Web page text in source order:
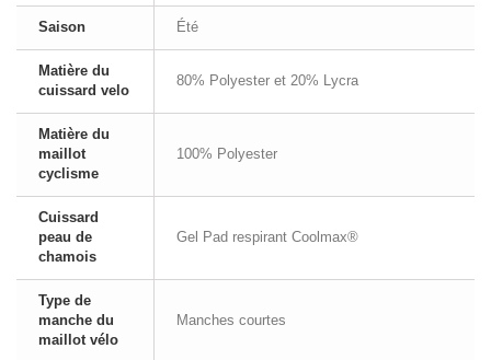
Saison Été
Matière du
cuissard velo
80% Polyester et 20% Lycra
Matière du
maillot
cyclisme
100% Polyester
Cuissard
peau de
chamois
Gel Pad respirant Coolmax®
Type de
manche du
maillot vélo
Manches courtes